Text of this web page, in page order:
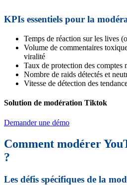
KPIs essentiels pour la
Temps de réaction sur les lives
Volume de commentaires
viralité
Taux de protection des comptes
Nombre de raids détectés et
Vitesse de détection des
Solution de modération Tiktok
Demander une démo
Comment modérer
?
Les défis spécifiques de la